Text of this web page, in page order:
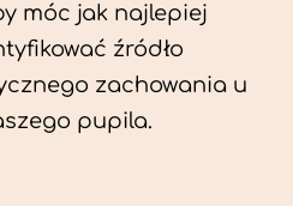
móc jak najlepiej
źródło
zachowania u
pupila.